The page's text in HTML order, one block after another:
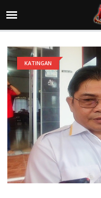
KATINGAN